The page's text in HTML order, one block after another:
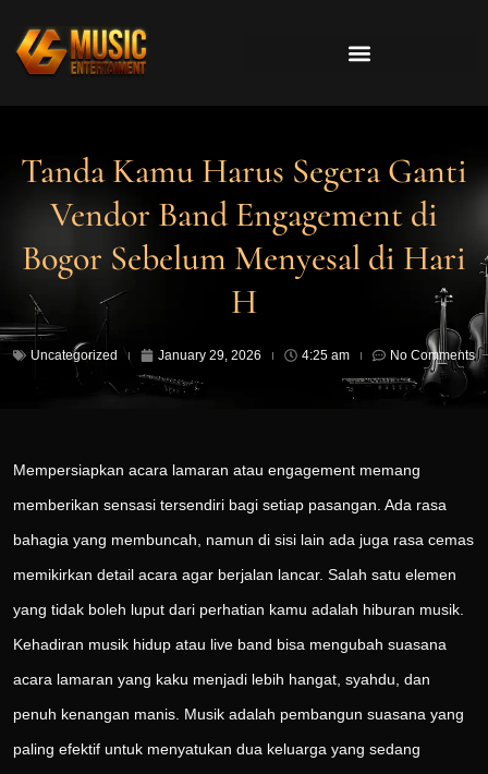
Tanda Kamu Harus Segera Ganti
Vendor Band Engagement di
Bogor Sebelum Menyesal di Hari
H
Uncategorized January 29, 2026 4:25 am No Comments
Mempersiapkan acara lamaran atau engagement memang
memberikan sensasi tersendiri bagi setiap pasangan. Ada rasa
bahagia yang membuncah, namun di sisi lain ada juga rasa cemas
memikirkan detail acara agar berjalan lancar. Salah satu elemen
yang tidak boleh luput dari perhatian kamu adalah hiburan musik.
Kehadiran musik hidup atau live band bisa mengubah suasana
acara lamaran yang kaku menjadi lebih hangat, syahdu, dan
penuh kenangan manis. Musik adalah pembangun suasana yang
paling efektif untuk menyatukan dua keluarga yang sedang